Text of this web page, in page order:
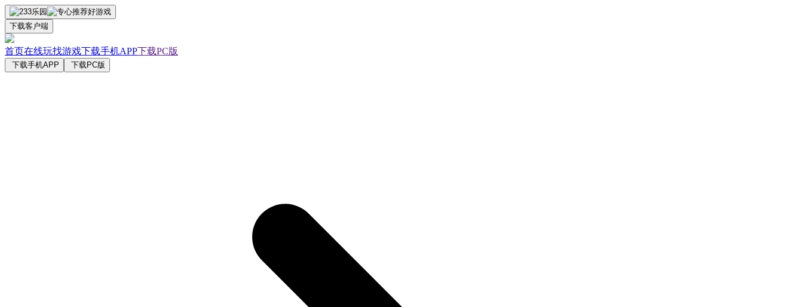
下载客户端
首页在线玩找游戏下载手机APP下载PC版
下载手机APP 下载PC版